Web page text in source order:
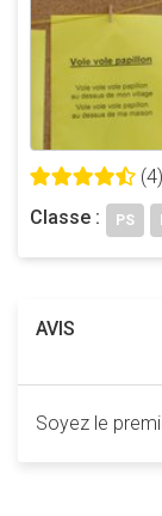
(4)
Classe :
PS
AVIS
Soyez le